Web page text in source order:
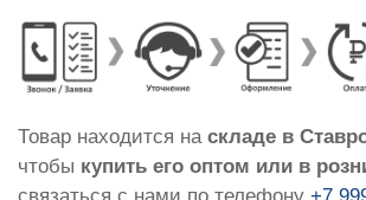
Товар находится на складе в
чтобы купить его оптом или в
связаться с нами по телефону +7